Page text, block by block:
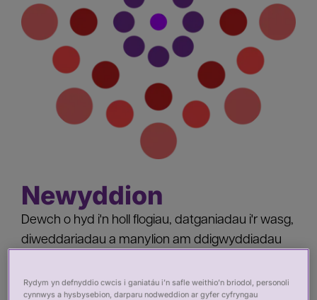
Newyddion
Dewch o hyd i'n holl flogiau, datganiadau i'r wasg,
diweddariadau a manylion am ddigwyddiadau
Rydym yn defnyddio cwcis i ganiatáu i’n safle weithio’n briodol, personoli
cynnwys a hysbysebion, darparu nodweddion ar gyfer cyfryngau